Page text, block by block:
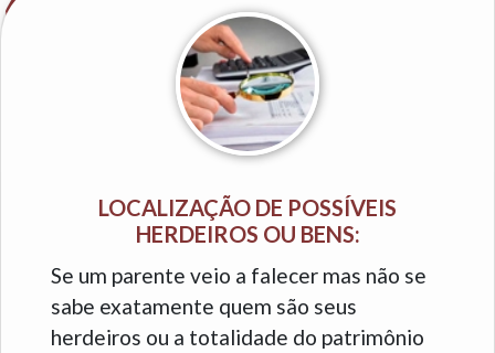
LOCALIZAÇÃO DE POSSÍVEIS
HERDEIROS OU BENS:
Se um parente veio a falecer mas não se
sabe exatamente quem são seus
herdeiros ou a totalidade do patrimônio